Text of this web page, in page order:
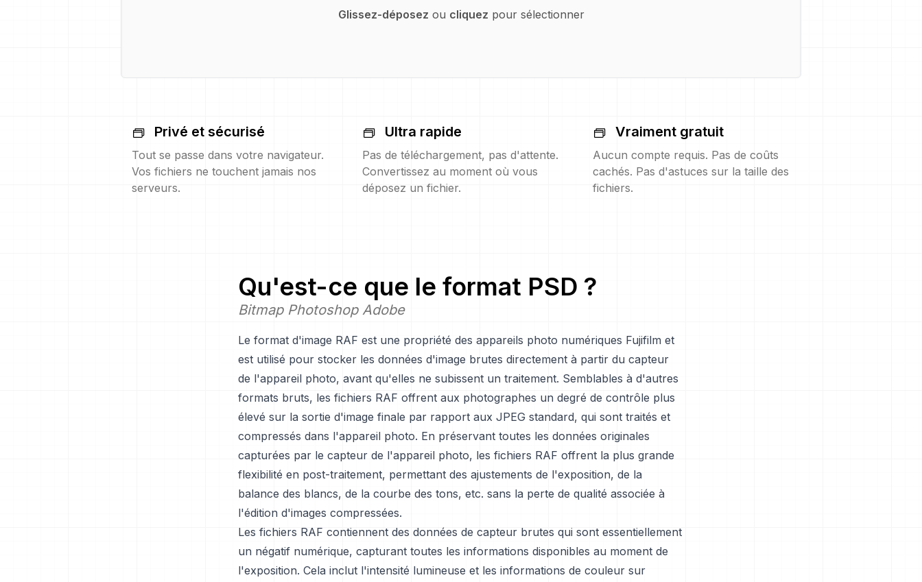
Glissez-déposez ou cliquez pour sélectionner
Privé et sécurisé
Tout se passe dans votre navigateur.
Vos fichiers ne touchent jamais nos
serveurs.
Ultra rapide
Pas de téléchargement, pas d'attente.
Convertissez au moment où vous
déposez un fichier.
Vraiment gratuit
Aucun compte requis. Pas de coûts
cachés. Pas d'astuces sur la taille des
fichiers.
Qu'est-ce que le format PSD ?
Bitmap Photoshop Adobe
Le format d'image RAF est une propriété des appareils photo numériques Fujifilm et
est utilisé pour stocker les données d'image brutes directement à partir du capteur
de l'appareil photo, avant qu'elles ne subissent un traitement. Semblables à d'autres
formats bruts, les fichiers RAF offrent aux photographes un degré de contrôle plus
élevé sur la sortie d'image finale par rapport aux JPEG standard, qui sont traités et
compressés dans l'appareil photo. En préservant toutes les données originales
capturées par le capteur de l'appareil photo, les fichiers RAF offrent la plus grande
flexibilité en post-traitement, permettant des ajustements de l'exposition, de la
balance des blancs, de la courbe des tons, etc. sans la perte de qualité associée à
l'édition d'images compressées.
Les fichiers RAF contiennent des données de capteur brutes qui sont essentiellement
un négatif numérique, capturant toutes les informations disponibles au moment de
l'exposition. Cela inclut l'intensité lumineuse et les informations de couleur sur